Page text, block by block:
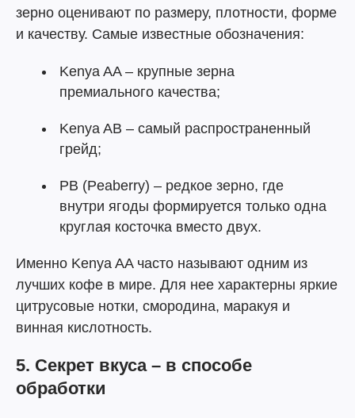
зерно оценивают по размеру, плотности, форме
и качеству. Самые известные обозначения:
Kenya AA – крупные зерна
премиального качества;
Kenya AB – самый распространенный
грейд;
PB (Peaberry) – редкое зерно, где
внутри ягоды формируется только одна
круглая косточка вместо двух.
Именно Kenya AA часто называют одним из
лучших кофе в мире. Для нее характерны яркие
цитрусовые нотки, смородина, маракуя и
винная кислотность.
5. Секрет вкуса – в способе
обработки